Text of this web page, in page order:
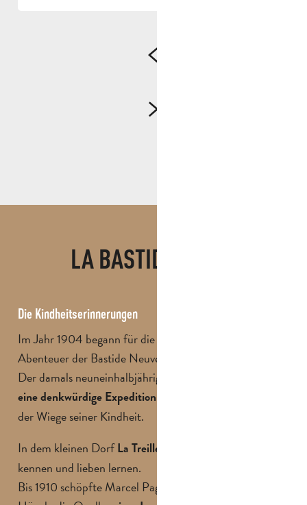
LA BASTIDE NEUVE
Die Kindheitserinnerungen
Im Jahr 1904 begann für die Familie Pagnol das
Abenteuer der Bastide Neuve.
Der damals neuneinhalbjährige Marcel begibt sich auf
eine denkwürdige Expedition
der Wiege seiner Kindheit.
In dem kleinen DorfLa Treille
kennen und lieben lernen.
Bis 1910 schöpfte Marcel Pagnol aus diesen Gassen und